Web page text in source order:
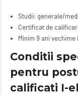
Studii: generale/
Certificat de
Minim 9 ani
Conditii
pentru
calificati I-